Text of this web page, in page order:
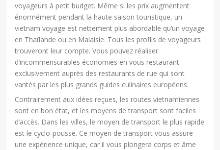
voyageurs à petit budget. Même si les prix augmentent
énormément pendant la haute saison touristique, un
vietnam voyage est nettement plus abordable qu’un voyage
en Thaïlande ou en Malaisie. Tous les profils de voyageurs
trouveront leur compte. Vous pouvez réaliser
d’incommensurables économies en vous restaurant
exclusivement auprès des restaurants de rue qui sont
vantés par les plus grands guides culinaires européens.
Contrairement aux idées reçues, les routes vietnamiennes
sont en bon état, et les moyens de transport sont faciles
d’accès. Dans les villes, le moyen de transport le plus rapide
est le cyclo-pousse. Ce moyen de transport vous assure
une expérience unique, car il vous plongera corps et âme